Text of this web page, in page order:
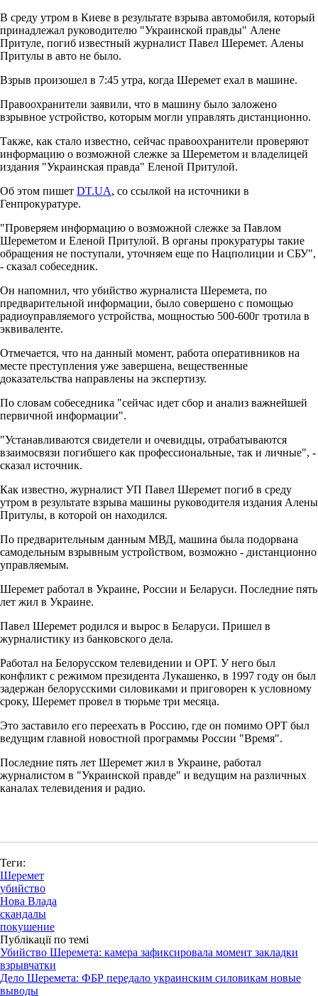
В среду утром в Киеве в результате взрыва автомобиля, который
принадлежал руководителю "Украинской правды" Алене
Притуле, погиб известный журналист Павел Шеремет. Алены
Притулы в авто не было.
Взрыв произошел в 7:45 утра, когда Шеремет ехал в машине.
Правоохранители заявили, что в машину было заложено
взрывное устройство, которым могли управлять дистанционно.
Также, как стало известно, сейчас правоохранители проверяют
информацию о возможной слежке за Шереметом и владелицей
издания "Украинская правда" Еленой Притулой.
Об этом пишет DT.UA, со ссылкой на источники в
Генпрокуратуре.
"Проверяем информацию о возможной слежке за Павлом
Шереметом и Еленой Притулой. В органы прокуратуры такие
обращения не поступали, уточняем еще по Нацполиции и СБУ",
- сказал собеседник.
Он напомнил, что убийство журналиста Шеремета, по
предварительной информации, было совершено с помощью
радиоуправляемого устройства, мощностью 500-600г тротила в
эквиваленте.
Отмечается, что на данный момент, работа оперативников на
месте преступления уже завершена, вещественные
доказательства направлены на экспертизу.
По словам собеседника "сейчас идет сбор и анализ важнейшей
первичной информации".
"Устанавливаются свидетели и очевидцы, отрабатываются
взаимосвязи погибшего как профессиональные, так и личные", -
сказал источник.
Как известно, журналист УП Павел Шеремет погиб в среду
утром в результате взрыва машины руководителя издания Алены
Притулы, в которой он находился.
По предварительным данным МВД, машина была подорвана
самодельным взрывным устройством, возможно - дистанционно
управляемым.
Шеремет работал в Украине, России и Беларуси. Последние пять
лет жил в Украине.
Павел Шеремет родился и вырос в Беларуси. Пришел в
журналистику из банковского дела.
Работал на Белорусском телевидении и ОРТ. У него был
конфликт с режимом президента Лукашенко, в 1997 году он был
задержан белорусскими силовиками и приговорен к условному
сроку, Шеремет провел в тюрьме три месяца.
Это заставило его переехать в Россию, где он помимо ОРТ был
ведущим главной новостной программы России "Время".
Последние пять лет Шеремет жил в Украине, работал
журналистом в "Украинской правде" и ведущим на различных
каналах телевидения и радио.
Теги:
Шеремет
убийство
Нова Влада
скандалы
покушение
Публікації по темі
Убийство Шеремета: камера зафиксировала момент закладки
взрывчатки
Дело Шеремета: ФБР передало украинским силовикам новые
выводы